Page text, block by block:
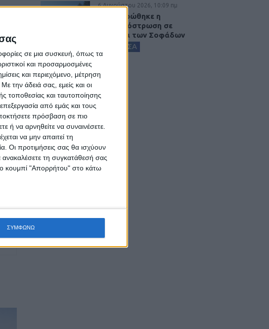
σε μια συσκευή, όπως τα
και προσαρμοσμένες
και περιεχόμενο, μέτρηση
Με την άδειά σας, εμείς και οι
τοποθεσίας και ταυτοποίησης
από εμάς και τους
πρόσβαση σε πιο
ή να αρνηθείτε να συναινέσετε.
να μην απαιτεί τη
Οι προτιμήσεις σας θα ισχύουν
ανακαλέσετε τη συγκατάθεσή σας
κουμπί "Απορρήτου" στο κάτω
ΣΥΜΦΩΝΩ
6 Αυγούστου 2026, 10:09 πμ
Ολοκληρώθηκε η
ασφαλτόστρωση σε
τμήματα των Σοφάδων
ΚΑΡΔΙΤΣΑ